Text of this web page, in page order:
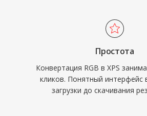
Простота
Конвертация RGB в XPS
кликов. Понятный интерфейс
загрузки до скачивания